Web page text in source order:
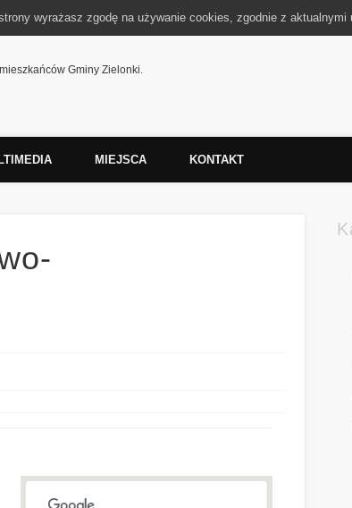
Gminy Zielonki.
MIEJSCA KONTAKT
wyrażasz zgodę na używanie cookies, zgodnie z aktualnymi